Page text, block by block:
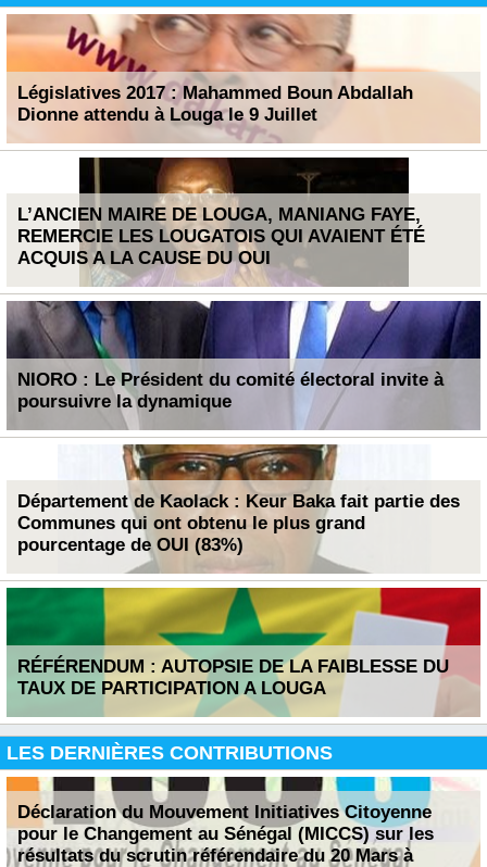
Législatives 2017 : Mahammed Boun Abdallah
Dionne attendu à Louga le 9 Juillet
L’ANCIEN MAIRE DE LOUGA, MANIANG FAYE,
REMERCIE LES LOUGATOIS QUI AVAIENT ÉTÉ
ACQUIS A LA CAUSE DU OUI
NIORO : Le Président du comité électoral invite à
poursuivre la dynamique
Département de Kaolack : Keur Baka fait partie des
Communes qui ont obtenu le plus grand
pourcentage de OUI (83%)
RÉFÉRENDUM : AUTOPSIE DE LA FAIBLESSE DU
TAUX DE PARTICIPATION A LOUGA
LES DERNIÈRES CONTRIBUTIONS
Déclaration du Mouvement Initiatives Citoyenne
pour le Changement au Sénégal (MICCS) sur les
résultats du scrutin référendaire du 20 Mars à